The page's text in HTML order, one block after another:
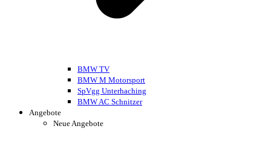
BMW TV
BMW M Motorsport
SpVgg Unterhaching
BMW AC Schnitzer
Angebote
Neue Angebote